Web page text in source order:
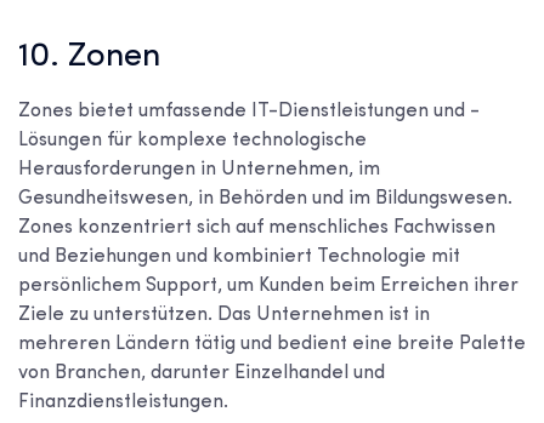
10. Zonen
Zones bietet umfassende IT-Dienstleistungen und -
Lösungen für komplexe technologische
Herausforderungen in Unternehmen, im
Gesundheitswesen, in Behörden und im Bildungswesen.
Zones konzentriert sich auf menschliches Fachwissen
und Beziehungen und kombiniert Technologie mit
persönlichem Support, um Kunden beim Erreichen ihrer
Ziele zu unterstützen. Das Unternehmen ist in
mehreren Ländern tätig und bedient eine breite Palette
von Branchen, darunter Einzelhandel und
Finanzdienstleistungen.